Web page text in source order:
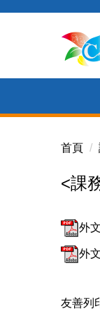
首頁
<課
外
外
友善列